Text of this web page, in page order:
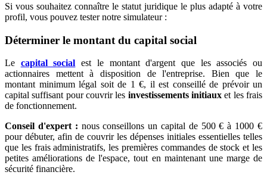
Si vous souhaitez connaître le statut juridique le plus adapté à votre
profil, vous pouvez tester notre simulateur :
Déterminer le montant du capital social
Le capital social est le montant d'argent que les associés ou
actionnaires mettent à disposition de l'entreprise. Bien que le
montant minimum légal soit de 1 €, il est conseillé de prévoir un
capital suffisant pour couvrir les investissements initiaux et les frais
de fonctionnement.
Conseil d'expert : nous conseillons un capital de 500 € à 1000 €
pour débuter, afin de couvrir les dépenses initiales essentielles telles
que les frais administratifs, les premières commandes de stock et les
petites améliorations de l'espace, tout en maintenant une marge de
sécurité financière.